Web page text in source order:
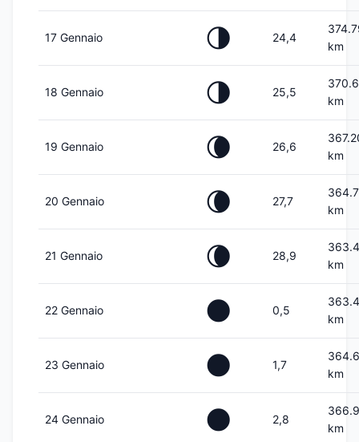
17 Gennaio 🌗 24,4
km
18 Gennaio 🌗 25,5
km
19 Gennaio 🌘 26,6
km
20 Gennaio 🌘 27,7
km
21 Gennaio 🌘 28,9
km
22 Gennaio 🌑 0,5
km
23 Gennaio 🌑 1,7
km
24 Gennaio 🌑 2,8
km